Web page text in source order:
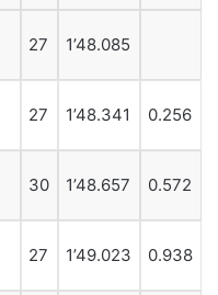
27 1’48.085
27 1’48.341 0.256
30 1’48.657 0.572
27 1’49.023 0.938